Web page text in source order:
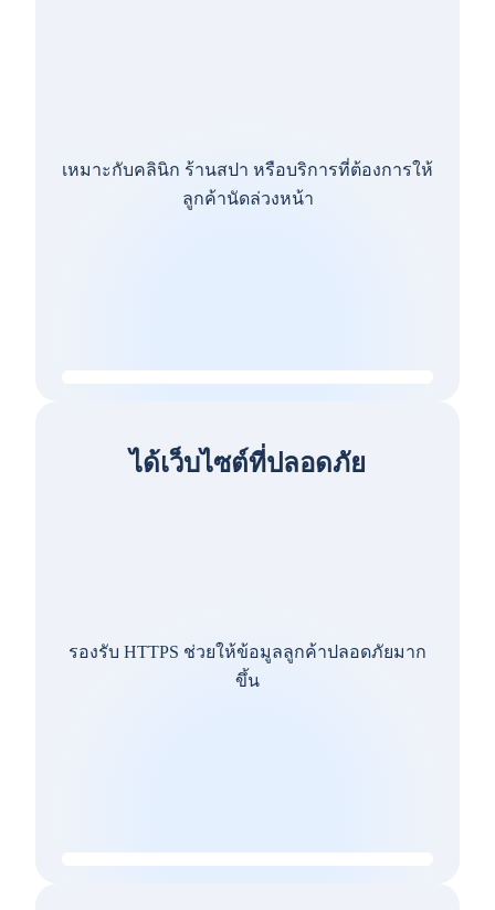
เหมาะกับคลินิก ร้านสปา หรือบริการที่ต้องการให้
ลูกค้านัดล่วงหน้า
ได้เว็บไซต์ที่ปลอดภัย
รองรับ HTTPS ช่วยให้ข้อมูลลูกค้าปลอดภัยมาก
ขึ้น